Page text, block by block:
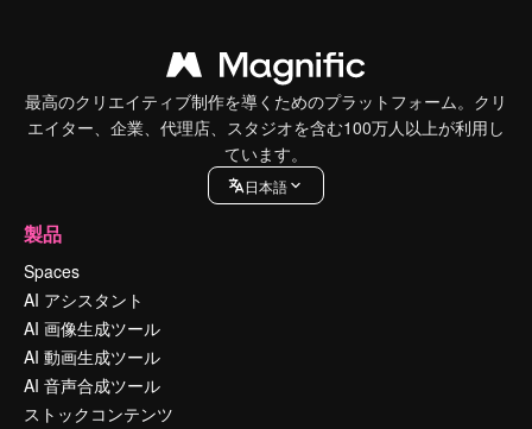
最高のクリエイティブ制作を導くためのプラットフォーム。クリ
エイター、企業、代理店、スタジオを含む100万人以上が利用し
ています。
日本語
製品
Spaces
AI アシスタント
AI 画像生成ツール
AI 動画生成ツール
AI 音声合成ツール
ストックコンテンツ